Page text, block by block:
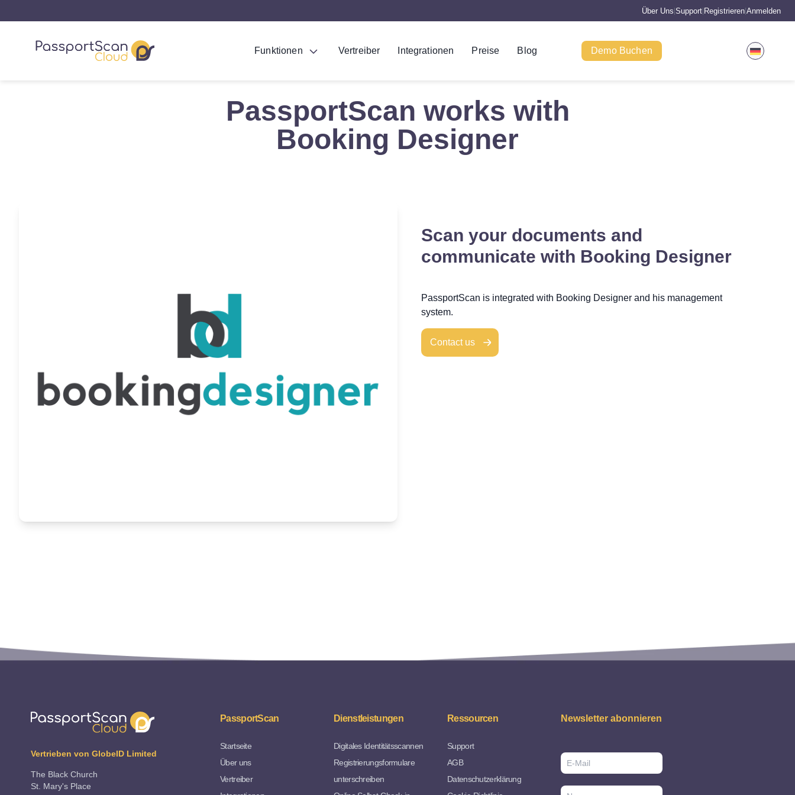
Über Uns Support Registrieren Anmelden
Funktionen Vertreiber Integrationen Preise Blog Demo Buchen
PassportScan works with
Booking Designer
Scan your documents and
communicate with Booking Designer
PassportScan is integrated with Booking Designer and his management
system.
Contact us
Vertrieben von GlobeID Limited
The Black Church
St. Mary's Place
PassportScan
Startseite
Über uns
Vertreiber
Dienstleistungen
Digitales Identitätsscannen
Registrierungsformulare
unterschreiben
Ressourcen
Support
AGB
Datenschutzerklärung
Newsletter abonnieren